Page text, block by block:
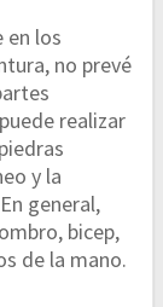
en los
no prevé
realizar
y la
general,
bicep,
de la mano.